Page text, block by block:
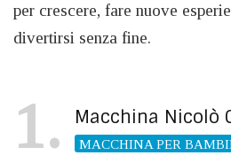
per crescere, fare nuove
divertirsi senza fine.
1 Macchina Nicolò
MACCHINA PER